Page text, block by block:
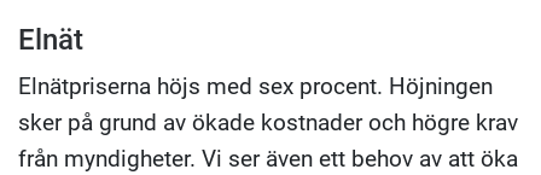
Elnät
Elnätpriserna höjs med sex procent. Höjningen
sker på grund av ökade kostnader och högre krav
från myndigheter. Vi ser även ett behov av att öka